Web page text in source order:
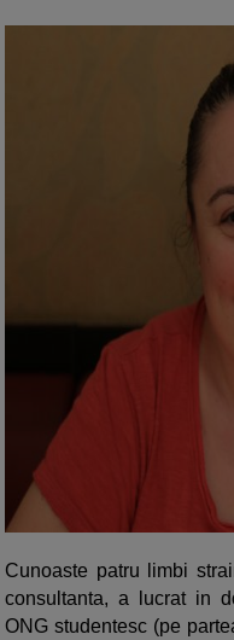
Cunoaste patru limbi
consultanta, a lucrat in
ONG studentesc (pe